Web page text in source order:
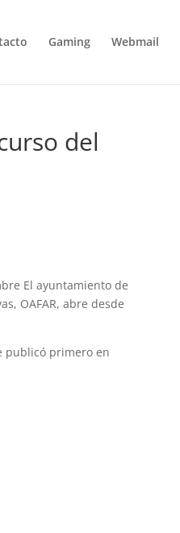
Gaming Webmail
del
El ayuntamiento de
OAFAR, abre desde
publicó primero en